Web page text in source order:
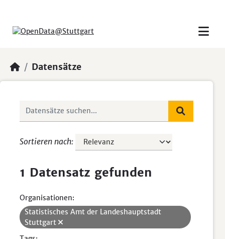
Datensätze
Sortieren nach
1 Datensatz gefunden
Organisationen:
Statistisches Amt der Landeshauptstadt
Stuttgart